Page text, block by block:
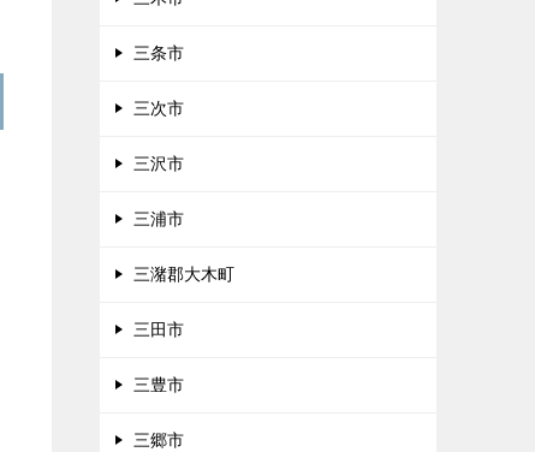
三条市
三次市
三沢市
三浦市
三潴郡大木町
三田市
三豊市
三郷市